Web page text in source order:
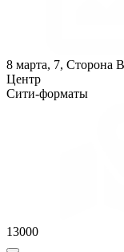
8 марта, 7, Сторона B
Центр
Сити-форматы
13000